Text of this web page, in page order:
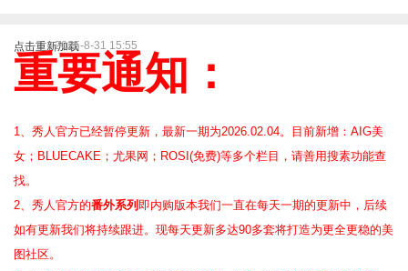
点击重新加载2025-8-31 15:55
重要通知：
1、秀人官方已经暂停更新，最新一期为2026.02.04。目前新增：AIG美
女；BLUECAKE；尤果网；ROSI(免费)等多个栏目，请善用搜素功能查
找。
2、 秀人官方的番外系列 即内购版本我们一直在每天一期的更新中，后续
如有更新我们将持续跟进。现每天更新多达90多套将打造为更全更稳的美
图社区。